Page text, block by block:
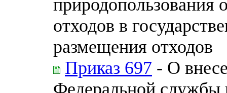
природопользования
отходов в
размещения отходов
Приказ 697 - О
Федеральной службы